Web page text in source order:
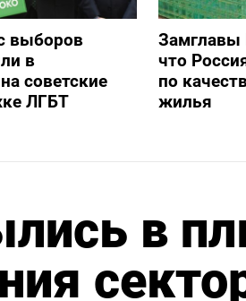
выборов
в
советские
ЛГБТ
Замглавы
что
по
жилья
в